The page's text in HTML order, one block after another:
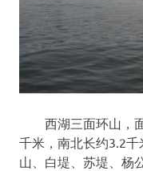
西湖三面环山，
千米，南北长约3.2
山、白堤、苏堤、杨